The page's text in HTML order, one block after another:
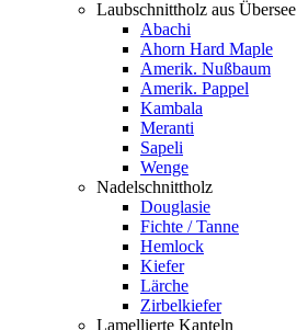
Laubschnittholz aus Übersee
Abachi
Ahorn Hard Maple
Amerik. Nußbaum
Amerik. Pappel
Kambala
Meranti
Sapeli
Wenge
Nadelschnittholz
Douglasie
Fichte / Tanne
Hemlock
Kiefer
Lärche
Zirbelkiefer
Lamellierte Kanteln